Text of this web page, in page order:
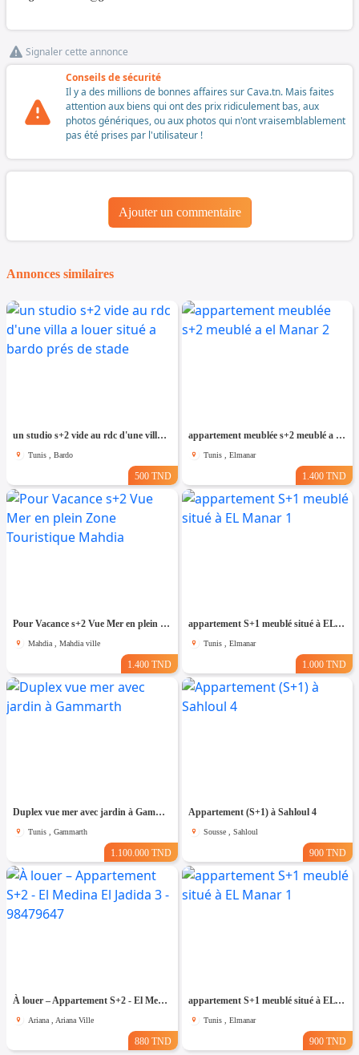
Signaler cette annonce
Conseils de sécurité
Il y a des millions de bonnes affaires sur Cava.tn. Mais faites
attention aux biens qui ont des prix ridiculement bas, aux
photos génériques, ou aux photos qui n'ont vraisemblablement
pas été prises par l'utilisateur !
Ajouter un commentaire
Annonces similaires
un studio s+2 vide au rdc d'une villa a louer situé a bardo prés de stade
Tunis , Bardo
500 TND
appartement meublée s+2 meublé a el Manar 2
Tunis , Elmanar
1.400 TND
Pour Vacance s+2 Vue Mer en plein Zone Touristique Mahdia
Mahdia , Mahdia ville
1.400 TND
appartement S+1 meublé situé à EL Manar 1
Tunis , Elmanar
1.000 TND
Duplex vue mer avec jardin à Gammarth
Tunis , Gammarth
1.100.000 TND
Appartement (S+1) à Sahloul 4
Sousse , Sahloul
900 TND
À louer – Appartement S+2 - El Medina El Jadida 3 - 98479647
Ariana , Ariana Ville
880 TND
appartement S+1 meublé situé à EL Manar 1
Tunis , Elmanar
900 TND